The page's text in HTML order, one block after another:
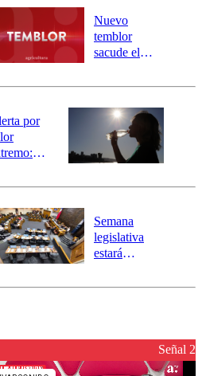
Damas:
Nuevo
temblor
sacude el
revisa la
epicentro
por
Alerta
en
comunas
Semana
legislativa
estará
el fin de la
reconstrucciónSeñal 2